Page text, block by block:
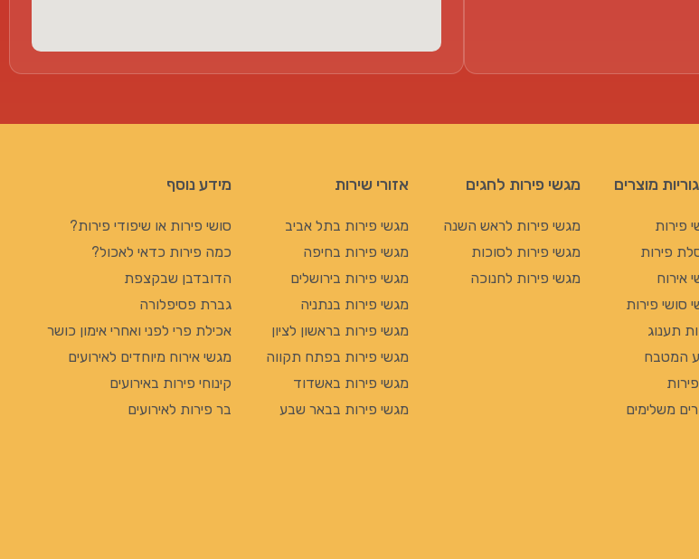
מוצרים
פירות
פירות
אירוח
סושי פירות
תענוג
המטבח
משלימים
מגשי פירות לחגים
מגשי פירות לראש השנה
מגשי פירות לסוכות
מגשי פירות לחנוכה
אזורי שירות
מגשי פירות בתל אביב
מגשי פירות בחיפה
מגשי פירות בירושלים
מגשי פירות בנתניה
מגשי פירות בראשון לציון
מגשי פירות בפתח תקווה
מגשי פירות באשדוד
מגשי פירות בבאר שבע
מידע נוסף
סושי פירות או שיפודי פירות?
כמה פירות כדאי לאכול?
הדובדבן שבקצפת
גברת פסיפלורה
אכילת פרי לפני ואחרי אימון כושר
מגשי אירוח מיוחדים לאירועים
קינוחי פירות באירועים
בר פירות לאירועים